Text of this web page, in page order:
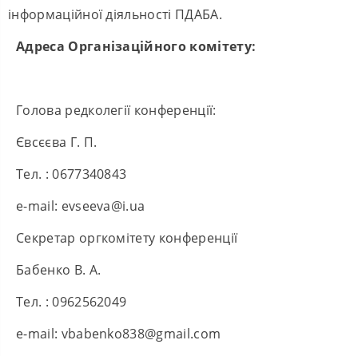
інформаційної діяльності ПДАБА.
Адреса Організаційного комітету:
Голова редколегії конференції:
Євсєєва Г. П.
Тел. : 0677340843
е-mail: evseeva@i.ua
Секретар оргкомітету конференції
Бабенко В. А.
Тел. : 0962562049
е-mail: vbabenko838@gmail.com